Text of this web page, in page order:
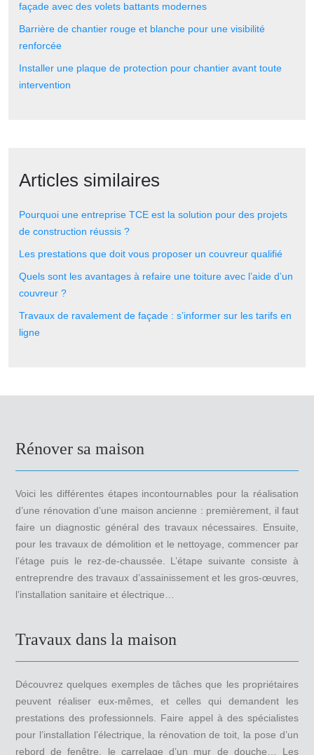
façade avec des volets battants modernes
Barrière de chantier rouge et blanche pour une visibilité
renforcée
Installer une plaque de protection pour chantier avant toute
intervention
Articles similaires
Pourquoi une entreprise TCE est la solution pour des projets
de construction réussis ?
Les prestations que doit vous proposer un couvreur qualifié
Quels sont les avantages à refaire une toiture avec l’aide d’un
couvreur ?
Travaux de ravalement de façade : s’informer sur les tarifs en
ligne
Rénover sa maison
Voici les différentes étapes incontournables pour la réalisation
d’une rénovation d’une maison ancienne : premièrement, il faut
faire un diagnostic général des travaux nécessaires. Ensuite,
pour les travaux de démolition et le nettoyage, commencer par
l’étage puis le rez-de-chaussée. L’étape suivante consiste à
entreprendre des travaux d’assainissement et les gros-œuvres,
l’installation sanitaire et électrique…
Travaux dans la maison
Découvrez quelques exemples de tâches que les propriétaires
peuvent réaliser eux-mêmes, et celles qui demandent les
prestations des professionnels. Faire appel à des spécialistes
pour l’installation l’électrique, la rénovation de toit, la pose d’un
rebord de fenêtre, le carrelage d’un mur de douche… Les